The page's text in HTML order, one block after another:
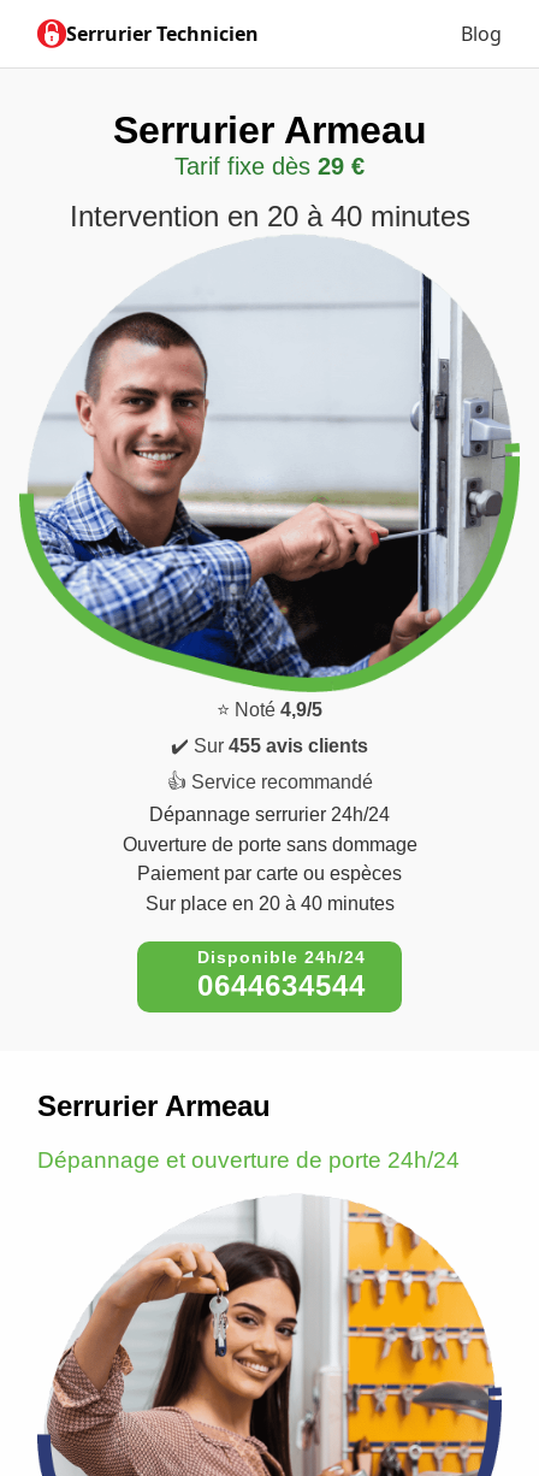
Serrurier Technicien Blog
Serrurier Armeau
Tarif fixe dès 29 €
Intervention en 20 à 40 minutes
⭐ Noté 4,9/5
✔️ Sur 455 avis clients
👍 Service recommandé
Dépannage serrurier 24h/24
Ouverture de porte sans dommage
Paiement par carte ou espèces
Sur place en 20 à 40 minutes
0644634544
Serrurier Armeau
Dépannage et ouverture de porte 24h/24